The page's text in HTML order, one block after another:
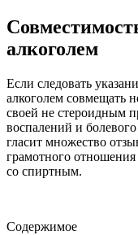
алкоголем
Если следовать
алкоголем совмещать
своей не стероидным
воспалений и
гласит множество
грамотного
со спиртным.
Содержимое